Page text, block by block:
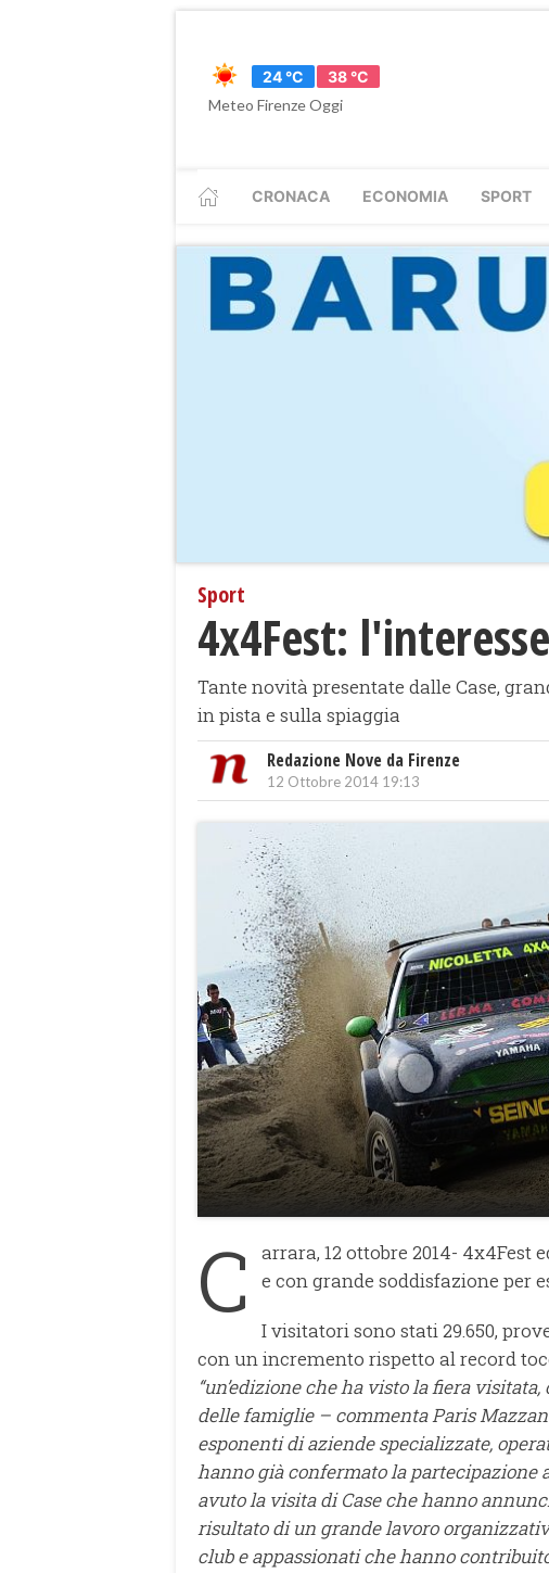
24 °C
38 °C
Meteo Firenze Oggi
CRONACA ECONOMIA SPORT
Sport
4x4Fest:
Tante novità presentate dalle Case,
in pista e sulla spiaggia
Redazione Nove da Firenze
12 Ottobre 2014 19:13
C
arrara, 12 ottobre 2014-
e con grande soddisfazione per
I visitatori sono stati 29.650,
con un incremento rispetto al record
“un’edizione che ha visto la fiera
delle famiglie – commenta Paris
esponenti di aziende specializzate,
hanno già confermato la partecipazione
avuto la visita di Case che hanno
risultato di un grande lavoro
club e appassionati che hanno